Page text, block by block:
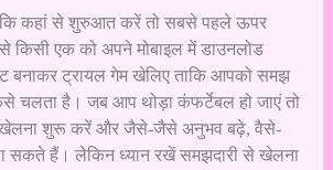
कहां से शुरुआत करें तो सबसे पहले ऊपर
से किसी एक को अपने मोबाइल में डाउनलोड
बनाकर ट्रायल गेम खेलिए ताकि आपको समझ
चलता है। जब आप थोड़ा कंफर्टेबल हो जाएं तो
शुरू करें और जैसे-जैसे अनुभव बढ़े, वैसे-
सकते हैं। लेकिन ध्यान रखें समझदारी से खेलना